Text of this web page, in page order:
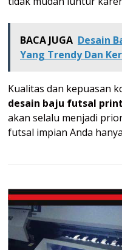
BACA JUGA Desain
Yang Trendy Dan
Kualitas dan kepuasan
desain baju futsal
akan selalu menjadi
futsal impian Anda